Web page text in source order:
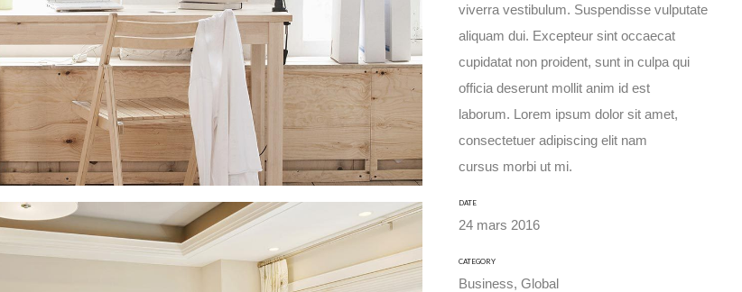
viverra vestibulum. Suspendisse vulputate
aliquam dui. Excepteur sint occaecat
cupidatat non proident, sunt in culpa qui
officia deserunt mollit anim id est
laborum. Lorem ipsum dolor sit amet,
consectetuer adipiscing elit nam
cursus morbi ut mi.
DATE
24 mars 2016
CATEGORY
Business, Global